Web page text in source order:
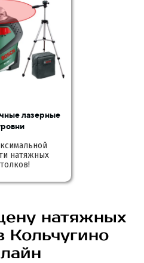
лазерные
натяжных
натяжных
Кольчугино